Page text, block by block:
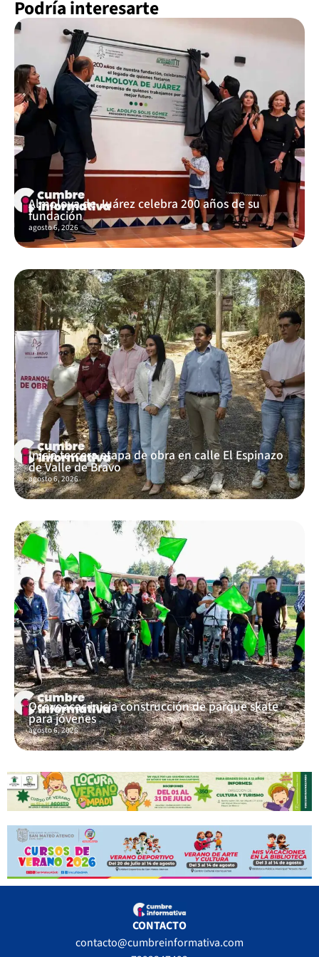
Podría interesarte
Almoloya de Juárez celebra 200 años de su
fundación
agosto 6, 2026
Inicia tercera etapa de obra en calle El Espinazo
de Valle de Bravo
agosto 6, 2026
Ocoyoacac inicia construcción de parque skate
para jóvenes
agosto 6, 2026
CONTACTO
contacto@cumbreinformativa.com